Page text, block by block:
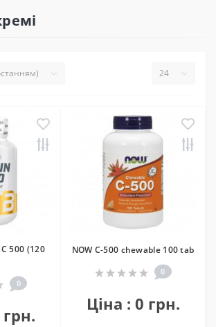
500 (120
0
NOW C-500 chewable 100 tab
0
Ціна : 0 грн.